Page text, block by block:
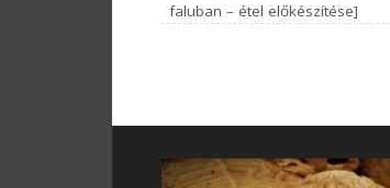
faluban – étel előkészítése]